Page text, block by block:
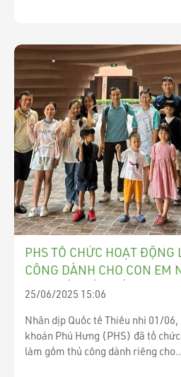
PHS TỔ CHỨC HOẠT ĐỘNG
CÔNG DÀNH CHO CON EM
DỊP QUỐC TẾ THIẾU NHI 1/6
25/06/2025 15:06
Nhân dịp Quốc tế Thiếu nhi 01/06,
khoán Phú Hưng (PHS) đã tổ
làm gốm thủ công dành riêng